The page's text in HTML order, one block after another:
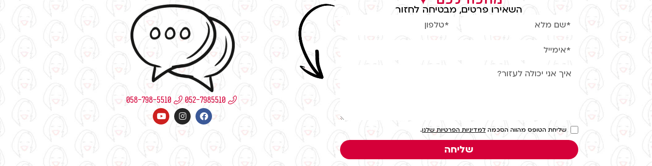
השאירו פרטים, מבטיחה לחזור
שליחת הטופס מהווה הסכמה למדיניות הפרטיות שלנו.
שליחה
‏052-7985510
058-798-5510